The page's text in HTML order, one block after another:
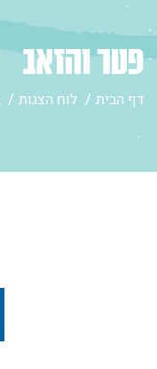
פטר והזאב
דף הבית לוח הצגות